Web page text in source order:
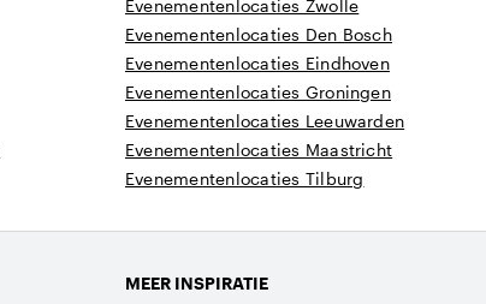
Evenementenlocaties Zwolle
Evenementenlocaties Den Bosch
Evenementenlocaties Eindhoven
Evenementenlocaties Groningen
Evenementenlocaties Leeuwarden
Evenementenlocaties Maastricht
Evenementenlocaties Tilburg
MEER INSPIRATIE